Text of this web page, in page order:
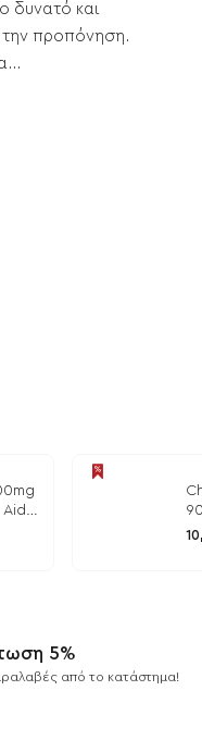
δυνατό και
την προπόνηση.
Aid
/
5%
από το κατάστημα!